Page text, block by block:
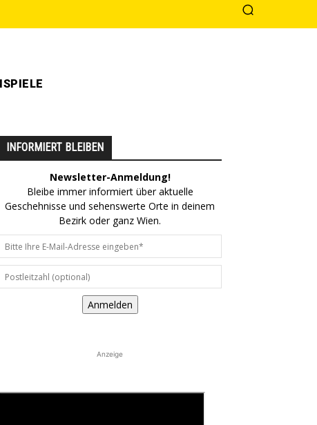
INFORMIERT BLEIBEN
Newsletter-Anmeldung!
Bleibe immer informiert über aktuelle
Geschehnisse und sehenswerte Orte in deinem
Bezirk oder ganz Wien.
Anmelden
Anzeige